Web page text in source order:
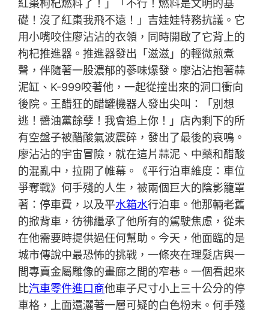
紅棗枸杞燃料了！」「不行！燃料是文明的基
礎！沒了紅棗我飛不遠！」吉娃娃特務抗議。它
用小嘴咬住廖沾沾的衣領，同時開啟了它背上的
枸杞推進器。推進器發出「滋滋」的輕微煎煮
聲，伴隨著一股濃郁的蔘味爆發。廖沾沾抱著蒜
泥缸、K-999咬著他，一起從撞出來的洞口衝向
後院。王醋狂的醋罐機器人發出尖叫：「別想
逃！醬油黨餘孽！我會追上你！」店內剩下的所
有空盤子被醋酸氣波震碎，發出了最後的哀鳴。
廖沾沾的宇宙冒險，就在這片蒜泥、中藥和醋酸
的混亂中，拉開了帷幕。《平行泊車維度：車位
爭奪戰》何手殘的人生，被兩個巨大的陰影籠罩
著：停車費，以及平水箱水行泊車。他那輛老舊
的掀背車，彷彿繼承了他所有的駕駛焦慮，從未
在他需要時提供過任何幫助。今天，他面臨的是
城市傳說中最恐怖的挑戰，一條夾在理髮店與一
間專賣金屬雕像的畫廊之間的窄巷。一個看起來
比汽車零件進口商他車子尺寸小上三十公分的停
車格，上面還灑著一層可疑的白色粉末。何手殘